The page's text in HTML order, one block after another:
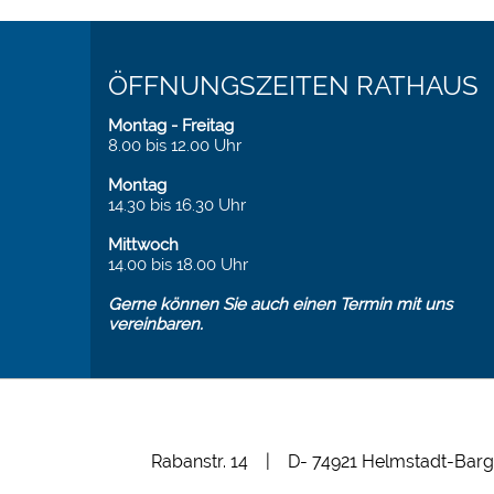
ÖFFNUNGSZEITEN RATHAUS
Montag - Freitag
8.00 bis 12.00 Uhr
Montag
14.30 bis 16.30 Uhr
Mittwoch
14.00 bis 18.00 Uhr
Gerne können Sie auch einen Termin mit uns
vereinbaren.
Rabanstr. 14 | D- 74921 Helmstadt-